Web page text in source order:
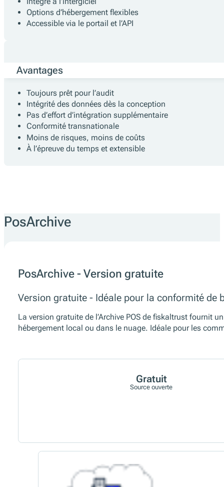
Options d’hébergement flexibles
Accessible via le portail et l’API
Avantages
Toujours prêt pour l’audit
Intégrité des données dès la conception
Pas d’effort d’intégration supplémentaire
Conformité transnationale
Moins de risques, moins de coûts
À l’épreuve du temps et extensible
PosArchive
PosArchive - Version gratuite
Version gratuite - Idéale pour la conformité de
La version gratuite de l’Archive POS de fiskaltrust fournit
hébergement local ou dans le nuage. Idéale pour les
Gratuit
Source ouverte